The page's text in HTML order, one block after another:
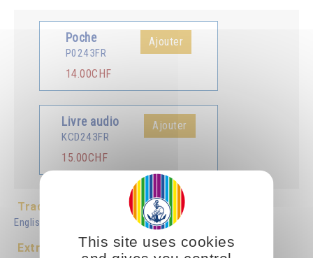
Poche
P0243FR
14.00CHF
Ajouter
Livre audio
KCD243FR
15.00CHF
Ajouter
Traduit en : Español Deutsch
English
Arabic Nederlands
Extrait
This site uses cookies